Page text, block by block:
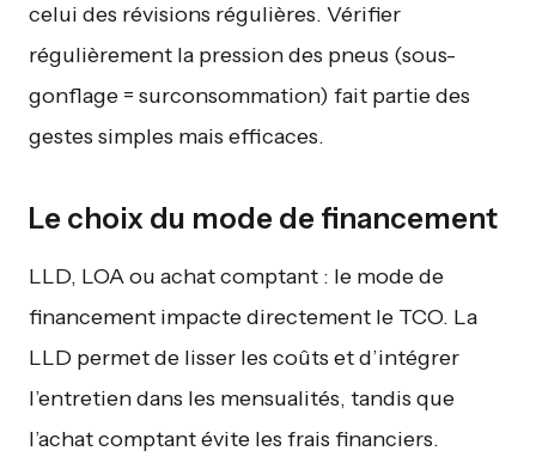
celui des révisions régulières. Vérifier
régulièrement la pression des pneus (sous-
gonflage = surconsommation) fait partie des
gestes simples mais efficaces.
Le choix du mode de financement
LLD, LOA ou achat comptant : le mode de
financement impacte directement le TCO. La
LLD permet de lisser les coûts et d’intégrer
l’entretien dans les mensualités, tandis que
l’achat comptant évite les frais financiers.